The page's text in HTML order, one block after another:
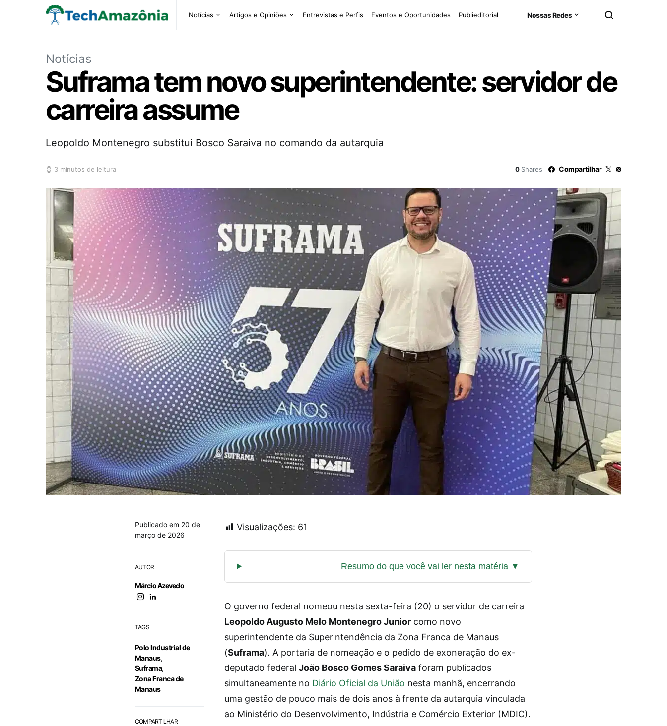
Notícias Artigos e Opiniões Entrevistas e Perfis Eventos e Oportunidades Publieditorial Nossas Redes
Notícias
Suframa tem novo superintendente: servidor de
carreira assume
Leopoldo Montenegro substitui Bosco Saraiva no comando da autarquia
3 minutos de leitura 0 Shares Compartilhar
Publicado em 20 de
março de 2026
AUTOR
Márcio Azevedo
TAGS
Polo Industrial de
Manaus,
Suframa,
Zona Franca de
Manaus
COMPARTILHAR
Visualizações: 61
O governo federal nomeou nesta sexta-feira (20) o servidor de carreira
Leopoldo Augusto Melo Montenegro Junior como novo
superintendente da Superintendência da Zona Franca de Manaus
(Suframa). A portaria de nomeação e o pedido de exoneração do ex-
deputado federal João Bosco Gomes Saraiva foram publicados
simultaneamente no Diário Oficial da União nesta manhã, encerrando
uma gestão de pouco mais de dois anos à frente da autarquia vinculada
ao Ministério do Desenvolvimento, Indústria e Comércio Exterior (MDIC).